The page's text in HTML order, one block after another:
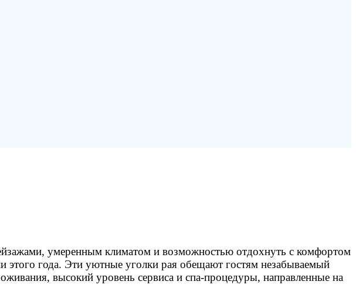
умеренным климатом и возможностью отдохнуть с комфортом
года. Эти уютные уголки рая обещают гостям незабываемый
высокий уровень сервиса и спа-процедуры, направленные на